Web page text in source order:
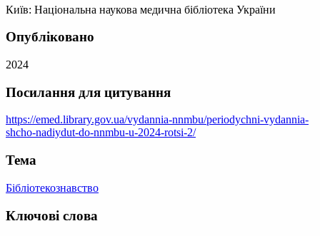
Київ: Національна наукова медична бібліотека України
Опубліковано
2024
Посилання для цитування
https://emed.library.gov.ua/vydannia-nnmbu/periodychni-vydannia-
shcho-nadiydut-do-nnmbu-u-2024-rotsi-2/
Тема
Бібліотекознавство
Ключові слова